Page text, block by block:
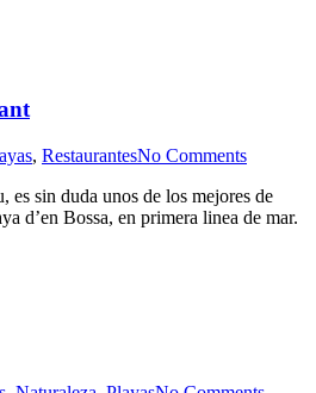
, RestaurantesNo Comments
es sin duda unos de los mejores de
d’en Bossa, en primera linea de mar.